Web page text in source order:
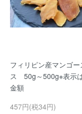
フィリピン産マンゴー
ス 50g～500g※表示
金額
457円(税34円)